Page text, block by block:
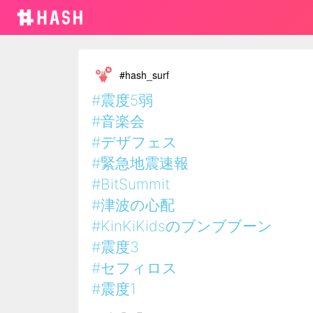
#hash_surf
#震度5弱
#音楽会
#デザフェス
#緊急地震速報
#BitSummit
#津波の心配
#KinKiKidsのブンブブーン
#震度3
#セフィロス
#震度1